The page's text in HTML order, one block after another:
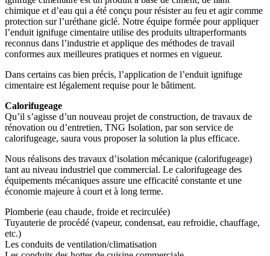
chimique et d’eau qui a été conçu pour résister au feu et agir comme
protection sur l’uréthane giclé. Notre équipe formée pour appliquer
l’enduit ignifuge cimentaire utilise des produits ultraperformants
reconnus dans l’industrie et applique des méthodes de travail
conformes aux meilleures pratiques et normes en vigueur.
Dans certains cas bien précis, l’application de l’enduit ignifuge
cimentaire est légalement requise pour le bâtiment.
Calorifugeage
Qu’il s’agisse d’un nouveau projet de construction, de travaux de
rénovation ou d’entretien, TNG Isolation, par son service de
calorifugeage, saura vous proposer la solution la plus efficace.
Nous réalisons des travaux d’isolation mécanique (calorifugeage)
tant au niveau industriel que commercial. Le calorifugeage des
équipements mécaniques assure une efficacité constante et une
économie majeure à court et à long terme.
Plomberie (eau chaude, froide et recirculée)
Tuyauterie de procédé (vapeur, condensat, eau refroidie, chauffage,
etc.)
Les conduits de ventilation/climatisation